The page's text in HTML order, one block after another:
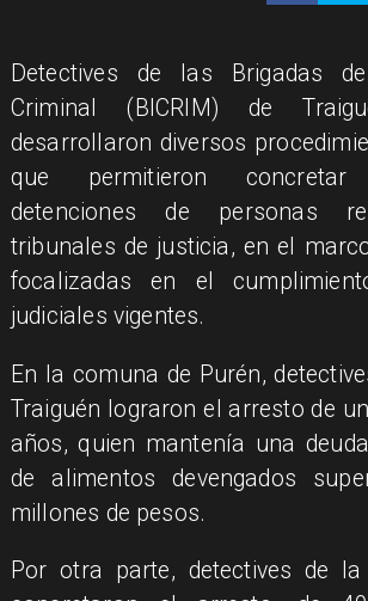
​Detectives de las Brigadas
Criminal (BICRIM) de
desarrollaron diversos
que permitieron
detenciones de personas
tribunales de justicia, en el
focalizadas en el
judiciales vigentes.
​En la comuna de Purén,
Traiguén lograron el arresto de
años, quien mantenía una
de alimentos devengados
millones de pesos.
​Por otra parte, detectives de la